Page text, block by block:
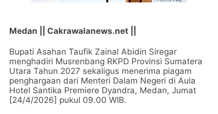
Medan || Cakrawalanews.net ||
Bupati Asahan Taufik Zainal Abidin Siregar
menghadiri Musrenbang RKPD Provinsi Sumatera
Utara Tahun 2027 sekaligus menerima piagam
penghargaan dari Menteri Dalam Negeri di Aula
Hotel Santika Premiere Dyandra, Medan, Jumat
[24/4/2026] pukul 09.00 WIB.